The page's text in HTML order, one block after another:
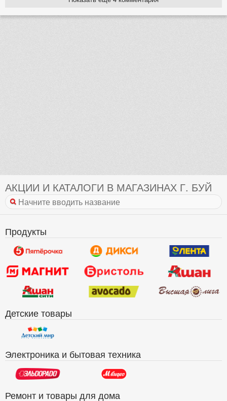
АКЦИИ И КАТАЛОГИ В МАГАЗИНАХ Г. БУЙ
Продукты
Детские товары
Электроника и бытовая техника
Ремонт и товары для дома